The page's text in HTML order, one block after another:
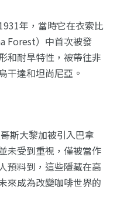
年，當時它在衣索比
Forest）中首次被發
和耐旱特性，被帶往非
干達和坦尚尼亞。
斯大黎加被引入巴拿
未受到重視，僅被當作
預料到，這些隱藏在高
來成為改變咖啡世界的